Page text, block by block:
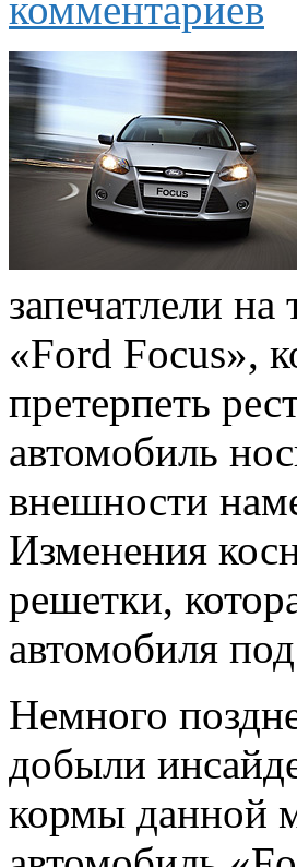
запечатлели
«Ford Focus»,
претерпеть
автомобиль
внешности
Изменения
решетки,
автомобиля
Немного
добыли
кормы данной